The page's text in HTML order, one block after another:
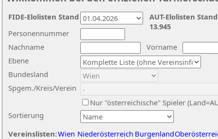
Nachname
Vorname
Ebene
Sortierung
Personennummer
Bundesland
Spgem./Kreis/Verein
Nur "österreichische" Spieler
Vereinslisten:Wien Niederösterreich Burgenland
AUT-Elolisten
13.945
FIDE-Elolisten Stand